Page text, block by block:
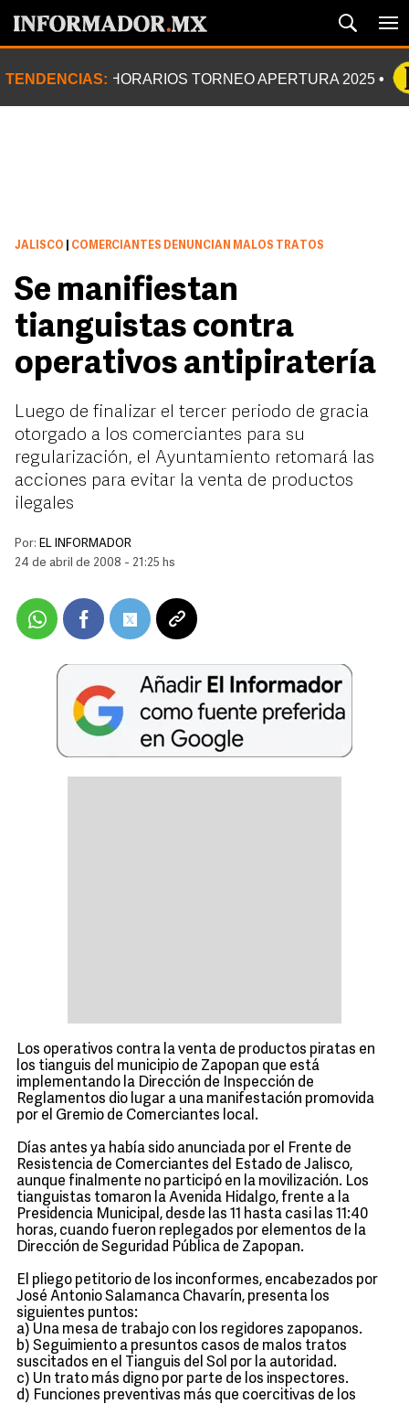
TENDENCIAS: HORARIOS TORNEO APERTURA 2025
JALISCO COMERCIANTES DENUNCIAN MALOS TRATOS
Se manifiestan
tianguistas contra
operativos antipiratería
Luego de finalizar el tercer periodo de gracia
otorgado a los comerciantes para su
regularización, el Ayuntamiento retomará las
acciones para evitar la venta de productos
ilegales
Por: EL INFORMADOR
24 de abril de 2008 - 21:25 hs
Los operativos contra la venta de productos piratas en
los tianguis del municipio de Zapopan que está
implementando la Dirección de Inspección de
Reglamentos dio lugar a una manifestación promovida
por el Gremio de Comerciantes local.
Días antes ya había sido anunciada por el Frente de
Resistencia de Comerciantes del Estado de Jalisco,
aunque finalmente no participó en la movilización. Los
tianguistas tomaron la Avenida Hidalgo, frente a la
Presidencia Municipal, desde las 11 hasta casi las 11:40
horas, cuando fueron replegados por elementos de la
Dirección de Seguridad Pública de Zapopan.
El pliego petitorio de los inconformes, encabezados por
José Antonio Salamanca Chavarín, presenta los
siguientes puntos:
a) Una mesa de trabajo con los regidores zapopanos.
b) Seguimiento a presuntos casos de malos tratos
suscitados en el Tianguis del Sol por la autoridad.
c) Un trato más digno por parte de los inspectores.
d) Funciones preventivas más que coercitivas de los